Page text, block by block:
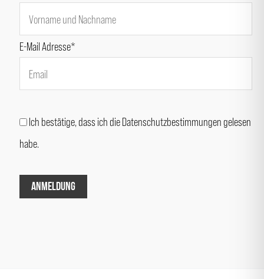
E-Mail Adresse*
Ich bestätige, dass ich die Datenschutzbestimmungen gelesen
habe.